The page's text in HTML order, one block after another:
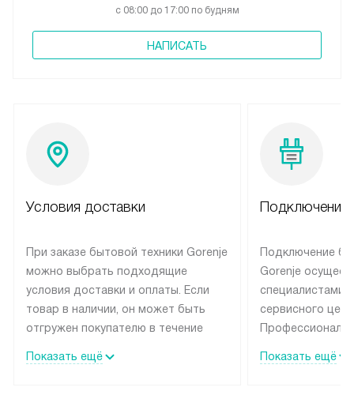
с 08:00 до 17:00 по будням
НАПИСАТЬ
Условия доставки
При заказе бытовой техники Gorenje
можно выбрать подходящие
условия доставки и оплаты. Если
товар в наличии, он может быть
отгружен покупателю в течение
лейблом доставляется бесплатно
Показать ещё
Подключение
Подключение
Gorenje
специалистами
сервисного
эксплуатации
Показать ещё